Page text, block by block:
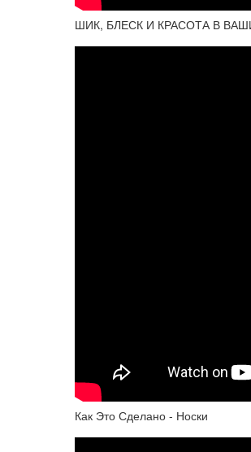
ШИК, БЛЕСК И КРАСОТА В
Как Это Сделано - Носки